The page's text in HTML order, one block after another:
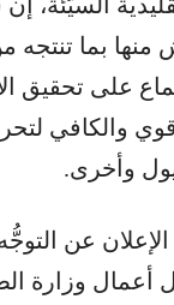
بما تنتجه
على تحقيق
والكافي
وأخرى.
عن التوجُّه
وزارة